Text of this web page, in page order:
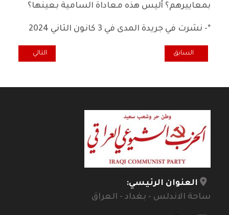
بمعاييرهم؟ أليس هذه معاداة السامية بعينها؟
*- نشرت في جريدة المدى في 3 كانون الثاني 2024
المقال السابق: تقرير "التعليم العالي في العراق بعد 2003: التحديات المستمرة
السابق المقال التالي:
التالي
العنوان الرئيسي:
ساحة الاندلس - بغداد - العراق